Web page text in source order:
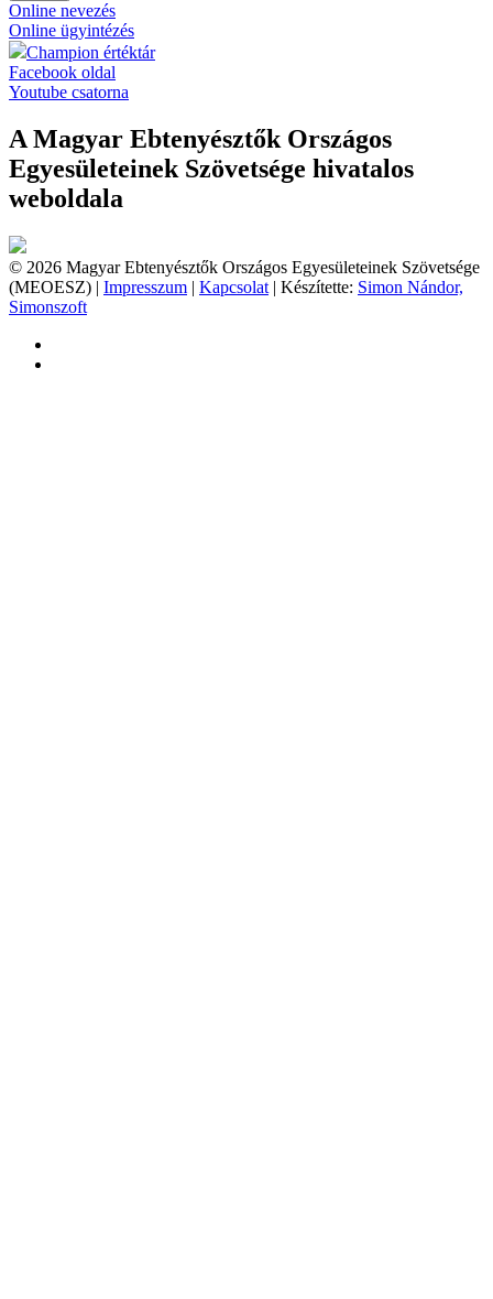
Online nevezés
Online ügyintézés
Champion értéktár
Facebook oldal
Youtube csatorna
A Magyar Ebtenyésztők Országos
Egyesületeinek Szövetsége hivatalos
weboldala
© 2026 Magyar Ebtenyésztők Országos Egyesületeinek Szövetsége
(MEOESZ) | Impresszum | Kapcsolat | Készítette: Simon Nándor,
Simonszoft